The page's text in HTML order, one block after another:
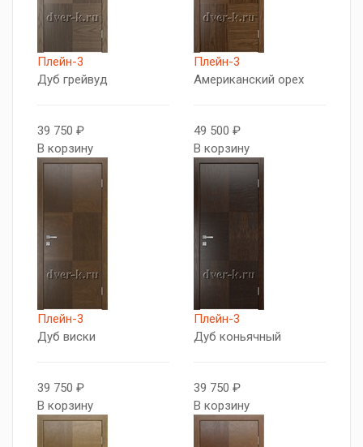
Плейн-3
Дуб грейвуд
39 750 ₽
В корзину
Плейн-3
Американский орех
49 500 ₽
В корзину
Плейн-3
Дуб виски
39 750 ₽
В корзину
Плейн-3
Дуб коньячный
39 750 ₽
В корзину